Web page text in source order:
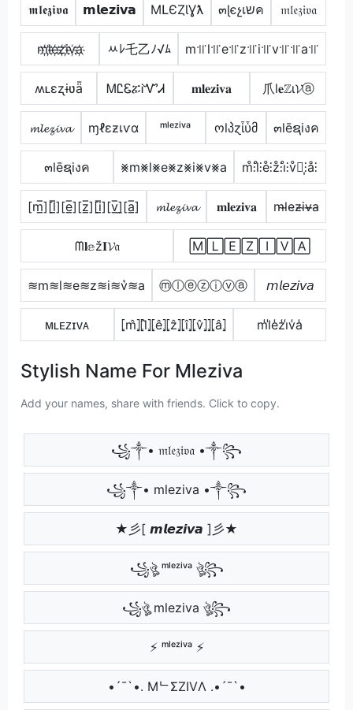
𝖒𝖑𝖊𝖟𝖎𝖛𝖆 𝗺𝗹𝗲𝘇𝗶𝘃𝗮 MԼЄȤƖƔƛ ๓ɭєչเשค 𝔪𝔩𝔢𝔷𝔦𝔳𝔞
m҉l҉e҉z҉i҉v҉a҉ ﾶﾚ乇乙ﾉ√ﾑ m꜉꜍l꜉꜍e꜉꜍z꜉꜍i꜉꜍v꜉꜍꜉꜍a꜉꜍
ʍʟɛʐɨʋǟ ᎷᏝᏋፚᎥᏉᏗ 𝐦𝐥𝐞𝐳𝐢𝐯𝐚 爪l𝐞ℤι𝓥ⓐ
𝓶𝓵𝓮𝔃𝓲𝓿𝓪 ɱℓεƶเѵα ᵐˡᵉᶻⁱᵛᵃ ოlპɀἶὗმ ๓lēຊiงค
๓lēຊiงค ⨳m⨳l⨳e⨳z⨳i⨳v⨳a m̊⫶l̊⫶e̊⫶z̊⫶i̊⫶v̊⫶͎⫶å⫶
[m̲̅][l̲̅][e̲̅][z̲̅][i̲̅][v̲̅]̼[a̲̅] 𝓶𝓵𝓮𝔃𝓲𝓿𝓪 𝐦𝐥𝐞𝐳𝐢𝐯𝐚 m̴l̴e̴z̴i̴v̴̶a̴
ᗰ𝐥𝕖ž𝐈𝓥𝔞 🄼🄻🄴🅉🄸🅅🄰
≋m≋l≋e≋z≋i≋v͛≋a ⓜⓛⓔⓩⓘⓥⓐ 𝘮𝘭𝘦𝘻𝘪𝘷𝘢
ᴍʟᴇᴢɪᴠᴀ ⦏m̂⦎⦏l̂⦎⦏ê⦎⦏ẑ⦎⦏î⦎⦏v̂⦎⦎⦏â⦎ m̾l̾e̾z̾i̾v̾a̾
Stylish Name For Mleziva
Add your names, share with friends. Click to copy.
꧁༒• 𝔪𝔩𝔢𝔷𝔦𝔳𝔞 •༒꧂
꧁༒• mleziva •༒꧂
★彡[ 𝙢𝙡𝙚𝙯𝙞𝙫𝙖 ]彡★
꧁ঔৣ ᵐˡᵉᶻⁱᵛᵃ ঔৣ꧂
꧁ঔৣ mleziva ঔৣ꧂
⚡ ᵐˡᵉᶻⁱᵛᵃ ⚡
•´¯`•. MᄂΣZIVΛ .•´¯`•